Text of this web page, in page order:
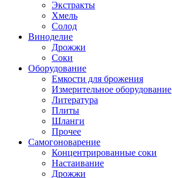
Экстракты
Хмель
Солод
Виноделие
Дрожжи
Соки
Оборудование
Емкости для брожения
Измерительное оборудование
Литература
Плиты
Шланги
Прочее
Самогоноварение
Концентрированные соки
Настаивание
Дрожжи